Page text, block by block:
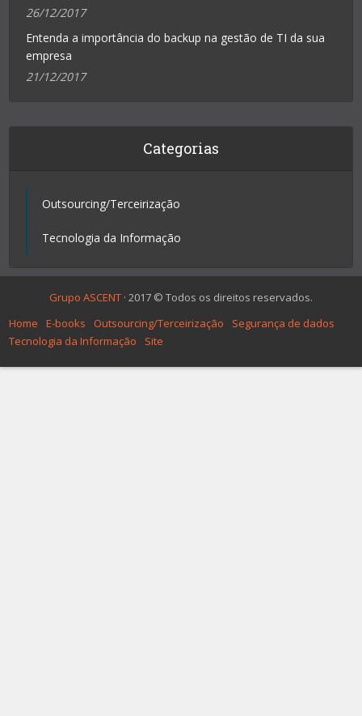
26/12/2017
Entenda a importância do backup na gestão de TI da sua
empresa
21/12/2017
Categorias
Outsourcing/Terceirização
Tecnologia da Informação
Grupo ASCENT · 2017 © Todos os direitos reservados.
Home
E-books Outsourcing/Terceirização
Segurança de dados
Tecnologia da Informação
Site